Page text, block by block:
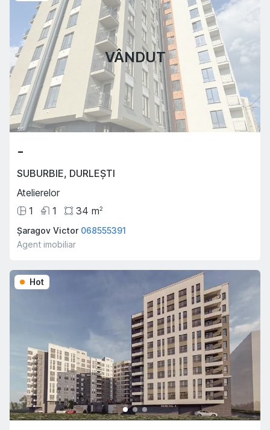
VÂNDUT
-
SUBURBIE, DURLEȘTI
Atelierelor
1
1 34 m2
Șaragov Victor 068555391
Agent imobiliar
Hot